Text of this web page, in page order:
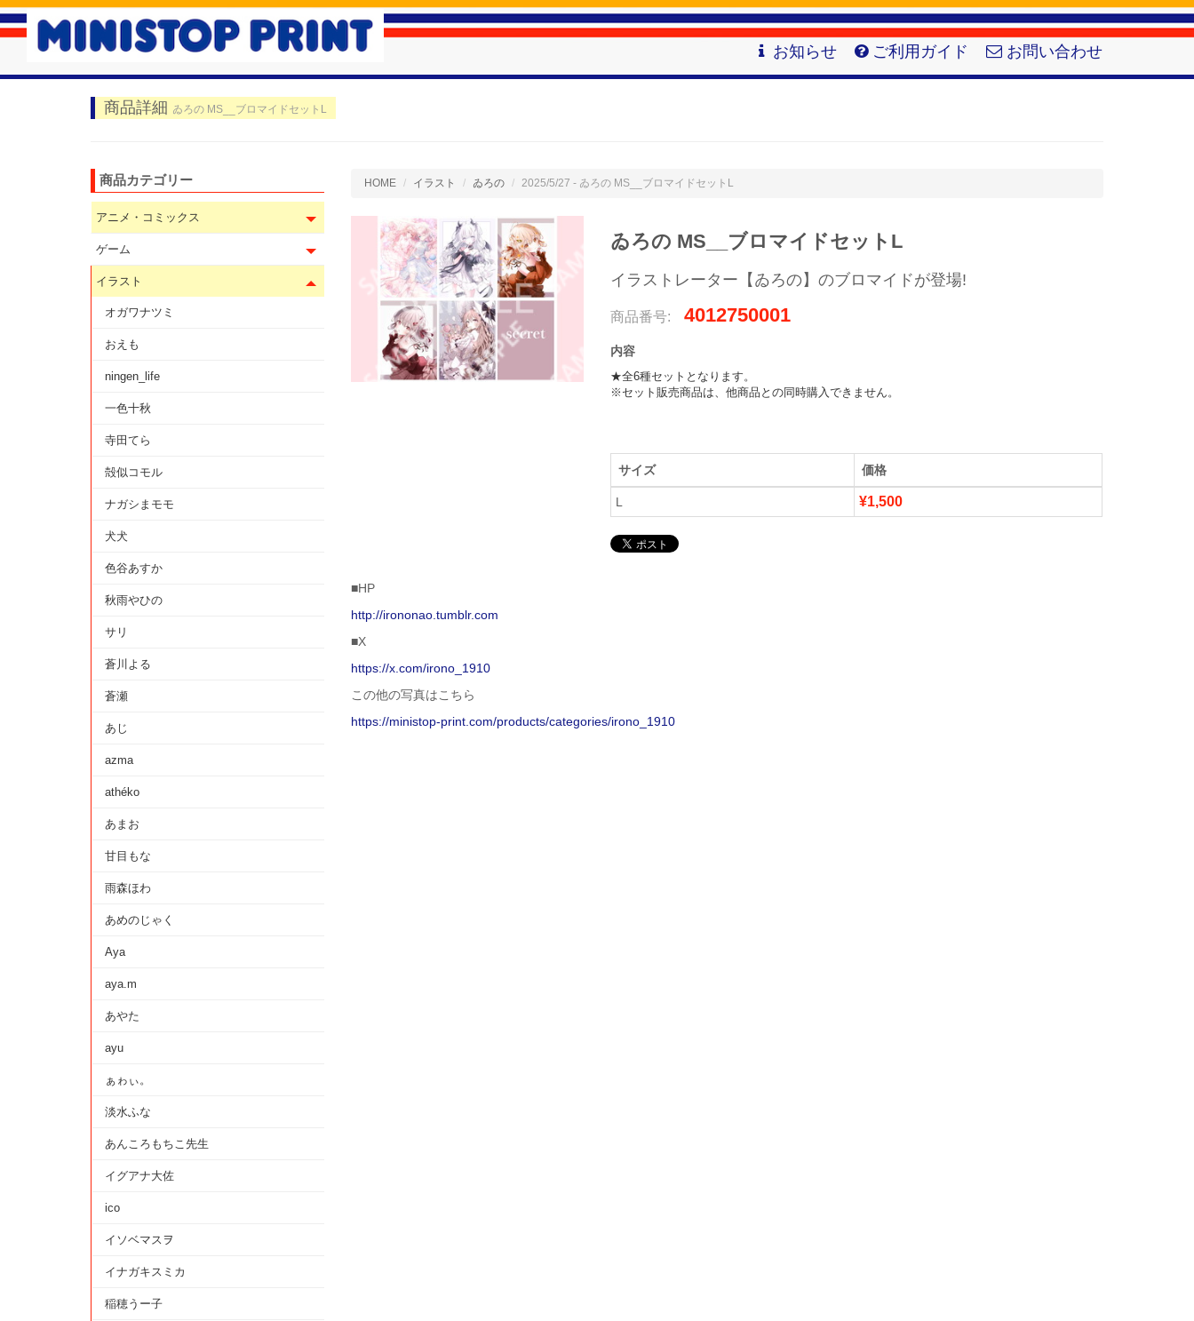
お知らせ ご利用ガイド お問い合わせ
商品詳細 ゐろの MS__ブロマイドセットL
HOME イラスト ゐろの 2025/5/27 - ゐろの MS__ブロマイドセットL
ゐろの MS__ブロマイドセットL
イラストレーター【ゐろの】のブロマイドが登場!
商品番号: 4012750001
内容
★全6種セットとなります。
※セット販売商品は、他商品との同時購入できません。
サイズ 価格
L ¥1,500
■HP
http://irononao.tumblr.com
■X
https://x.com/irono_1910
この他の写真はこちら
https://ministop-print.com/products/categories/irono_1910
商品カテゴリー
アニメ・コミックス
ゲーム
イラスト
オガワナツミ
おえも
ningen_life
一色十秋
寺田てら
殻似コモル
ナガシまモモ
犬犬
色谷あすか
秋雨やひの
サリ
蒼川よる
蒼瀬
あじ
azma
athéko
あまお
甘目もな
雨森ほわ
あめのじゃく
Aya
aya.m
あやた
ayu
ぁゎぃ。
淡水ふな
あんころもちこ先生
イグアナ大佐
ico
イソベマスヲ
イナガキスミカ
稲穂うー子